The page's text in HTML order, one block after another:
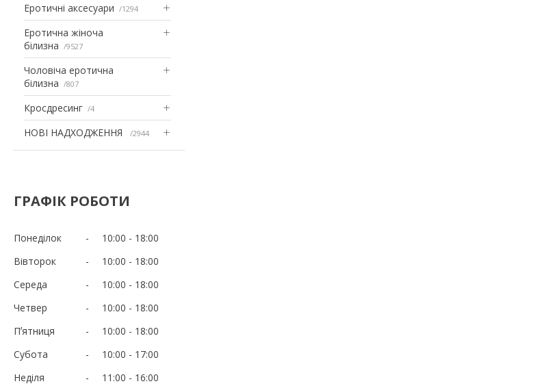
Еротичні аксесуари 1294
Еротична жіноча
білизна
9527
Чоловіча еротична
білизна
807
Кросдресинг 4
НОВІ НАДХОДЖЕННЯ 2944
ГРАФІК РОБОТИ
Понеділок 10:00
18:00
Вівторок
10:00
18:00
Середа
10:00
18:00
Четвер
10:00
18:00
Пʼятниця
10:00
18:00
Субота
10:00
17:00
Неділя
11:00 16:00